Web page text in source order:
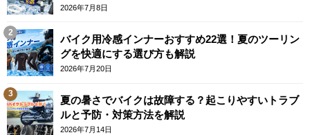
テム
2026年7月8日
バイク用冷感インナーおすすめ22選！夏のツーリン
グを快適にする選び方も解説
2026年7月20日
夏の暑さでバイクは故障する？起こりやすいトラブ
ルと予防・対策方法を解説
2026年7月14日